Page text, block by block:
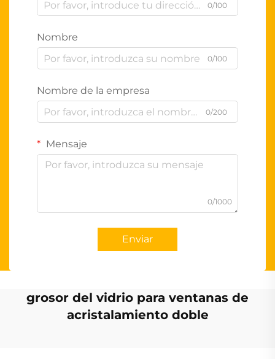
0/100
Nombre
0/100
Nombre de la empresa
0/200
Mensaje
0/1000
Enviar
grosor del vidrio para ventanas de
acristalamiento doble